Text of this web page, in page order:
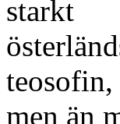
starkt
teosofin,
men än